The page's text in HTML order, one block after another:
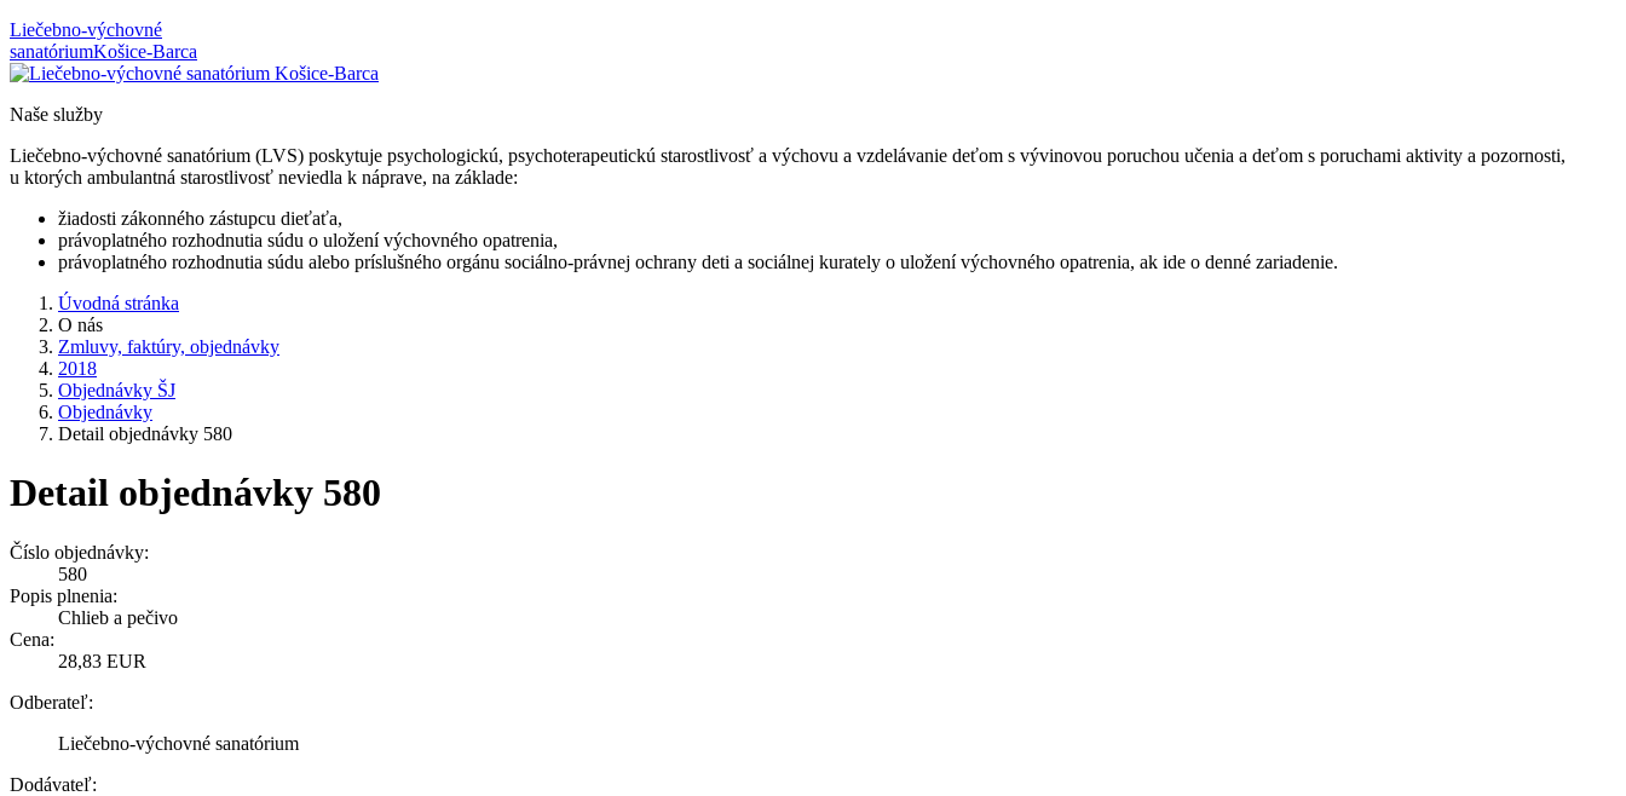
Liečebno-výchovné
sanatóriumKošice-Barca
Naše služby
Liečebno-výchovné sanatórium (LVS) poskytuje psychologickú, psychoterapeutickú starostlivosť a výchovu a vzdelávanie deťom s vývinovou poruchou učenia a deťom s poruchami aktivity a pozornosti,
u ktorých ambulantná starostlivosť neviedla k náprave, na základe:
žiadosti zákonného zástupcu dieťaťa,
právoplatného rozhodnutia súdu o uložení výchovného opatrenia,
právoplatného rozhodnutia súdu alebo príslušného orgánu sociálno-právnej ochrany deti a sociálnej kurately o uložení výchovného opatrenia, ak ide o denné zariadenie.
Úvodná stránka
O nás
Zmluvy, faktúry, objednávky
2018
Objednávky ŠJ
Objednávky
Detail objednávky 580
Detail objednávky 580
Číslo objednávky:
580
Popis plnenia:
Chlieb a pečivo
Cena:
28,83 EUR
Odberateľ:
Liečebno-výchovné sanatórium
Dodávateľ: